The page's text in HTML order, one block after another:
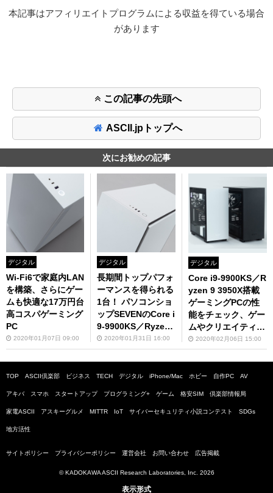
本記事はアフィリエイトプログラムによる収益を得ている場合
があります
この記事の先頭へ
ASCII.jpトップへ
次にお勧めの記事
デジタル
Wi-Fi6で家庭内LAN
を構築、さらにゲー
ムも快適な17万円台
高コスパゲーミング
PC
2020年01月07日 09:00
デジタル
長期間トップパフォ
ーマンスを得られる
1台！ パソコンショ
ップSEVENのCore i
9-9900KS／Ryzen
9 3950X搭載ゲーミ
ングPCをチェック
2020年01月31日 16:00
デジタル
Core i9-9900KS／R
yzen 9 3950X搭載
ゲーミングPCの性
能をチェック、ゲー
ムやクリエイティブ
など用途ごとのパフ
ォーマンスに注目
2020年02月06日 15:00
TOP ASCII倶楽部 ビジネス TECH デジタル iPhone/Mac ホビー 自作PC AV
アキバ スマホ スタートアップ プログラミング+ ゲーム 格安SIM 倶楽部情報局
家電ASCII アスキーグルメ MITTR IoT サイバーセキュリティ小説コンテスト SDGs
地方活性
サイトポリシー プライバシーポリシー 運営会社 お問い合わせ 広告掲載
© KADOKAWA ASCII Research Laboratories, Inc. 2026
表示形式